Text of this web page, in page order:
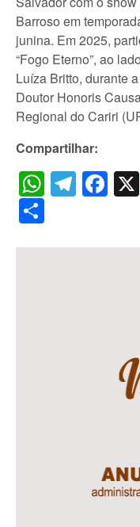
Barroso em
junina. Em 2025,
“Fogo Eterno”, ao
Luíza Britto, durante
Doutor Honoris
Regional do Cariri
Compartilhar: